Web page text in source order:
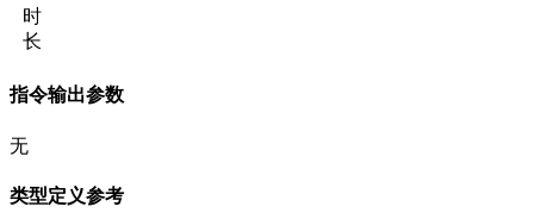
时
长
指令输出参数
无
类型定义参考